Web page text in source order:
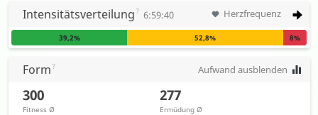
Intensitätsverteilung 6:59:40 Herzfrequenz
39,2% 52,8% 8%
Form Aufwand ausblenden
300
Fitness Ø
277
Ermüdung Ø